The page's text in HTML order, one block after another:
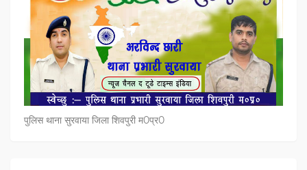
पुलिस थाना सुरवाया जिला शिवपुरी म0प्र0